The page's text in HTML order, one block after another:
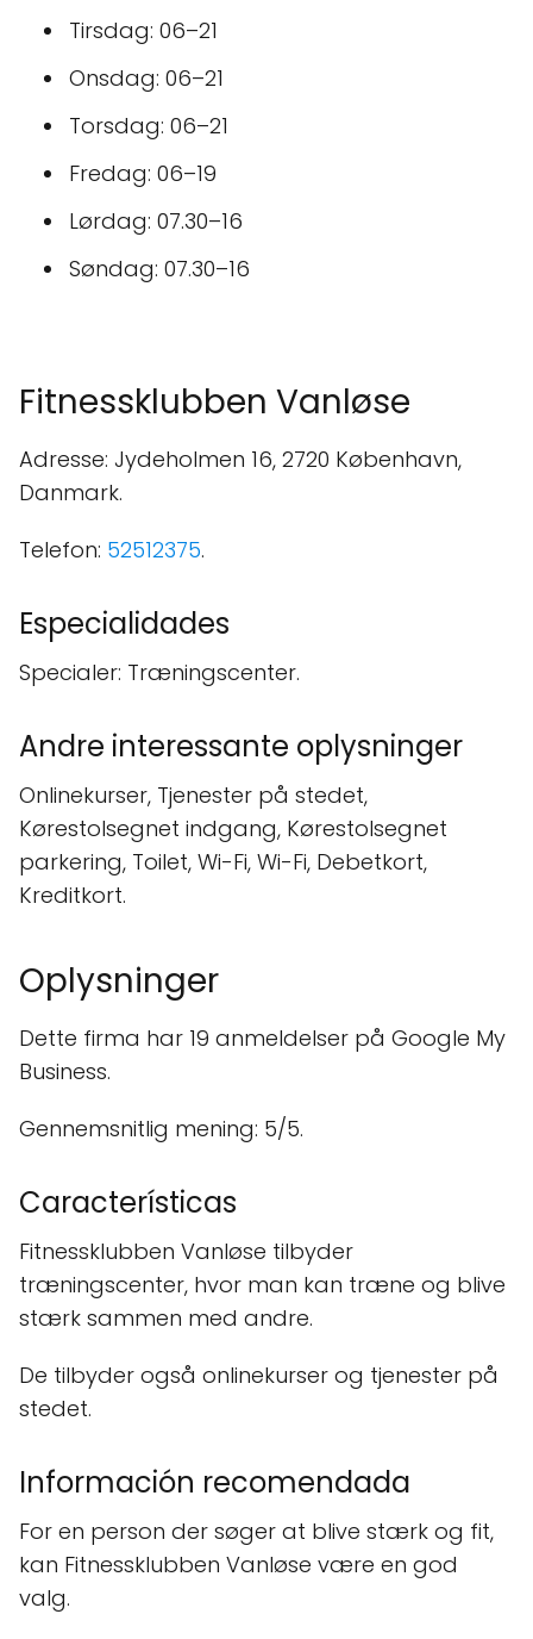
Tirsdag: 06–21
Onsdag: 06–21
Torsdag: 06–21
Fredag: 06–19
Lørdag: 07.30–16
Søndag: 07.30–16
Fitnessklubben Vanløse
Adresse: Jydeholmen 16, 2720 København,
Danmark.
Telefon: 52512375.
Especialidades
Specialer: Træningscenter.
Andre interessante oplysninger
Onlinekurser, Tjenester på stedet,
Kørestolsegnet indgang, Kørestolsegnet
parkering, Toilet, Wi-Fi, Wi-Fi, Debetkort,
Kreditkort.
Oplysninger
Dette firma har 19 anmeldelser på Google My
Business.
Gennemsnitlig mening: 5/5.
Características
Fitnessklubben Vanløse tilbyder
træningscenter, hvor man kan træne og blive
stærk sammen med andre.
De tilbyder også onlinekurser og tjenester på
stedet.
Información recomendada
For en person der søger at blive stærk og fit,
kan Fitnessklubben Vanløse være en god
valg.